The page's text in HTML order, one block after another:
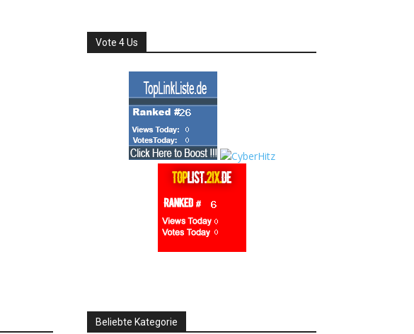
Vote 4 Us
Beliebte Kategorie